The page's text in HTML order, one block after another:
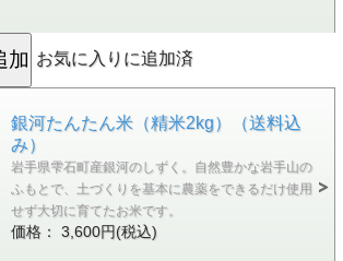
お気に入りに追加済
銀河たんたん米（精米2kg）（送料込
み）
岩手県雫石町産銀河のしずく。自然豊かな岩手山の
ふもとで、土づくりを基本に農薬をできるだけ使用
せず大切に育てたお米です。
価格： 3,600円(税込)